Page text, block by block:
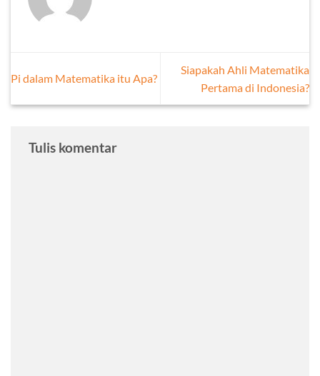
Pi dalam Matematika itu Apa?
Siapakah Ahli Matematika
Pertama di Indonesia?
Tulis komentar